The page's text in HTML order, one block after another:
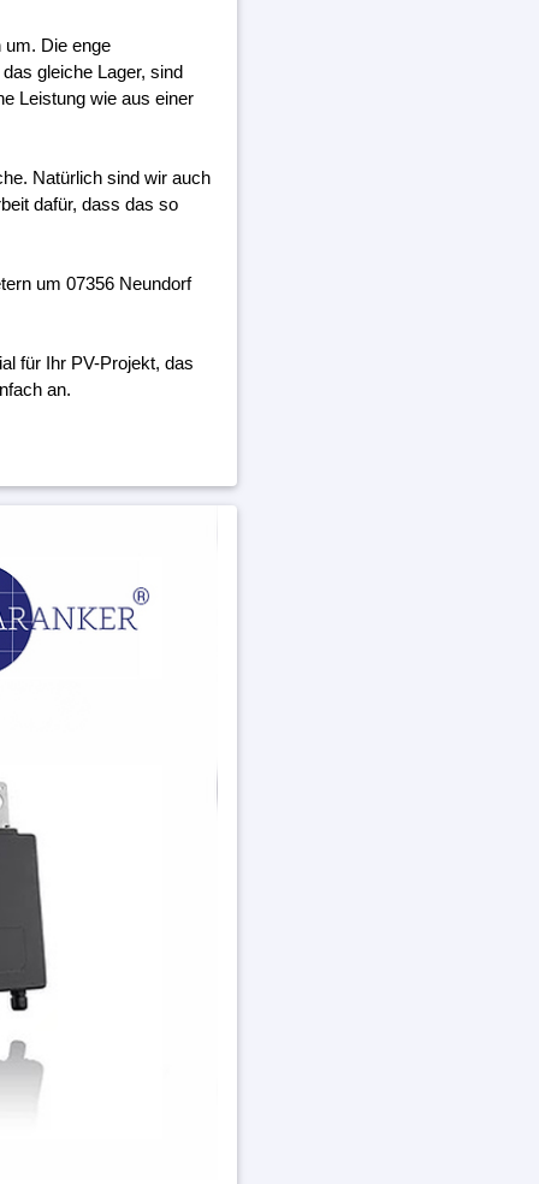
um. Die enge
gleiche Lager, sind
Leistung wie aus einer
Natürlich sind wir auch
dafür, dass das so
um 07356 Neundorf
für Ihr PV-Projekt, das
an.